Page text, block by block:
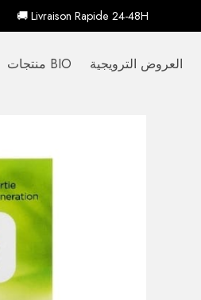
🚚 Livraison Rapide 24-48H
منتجات BIO العروض الترويجية